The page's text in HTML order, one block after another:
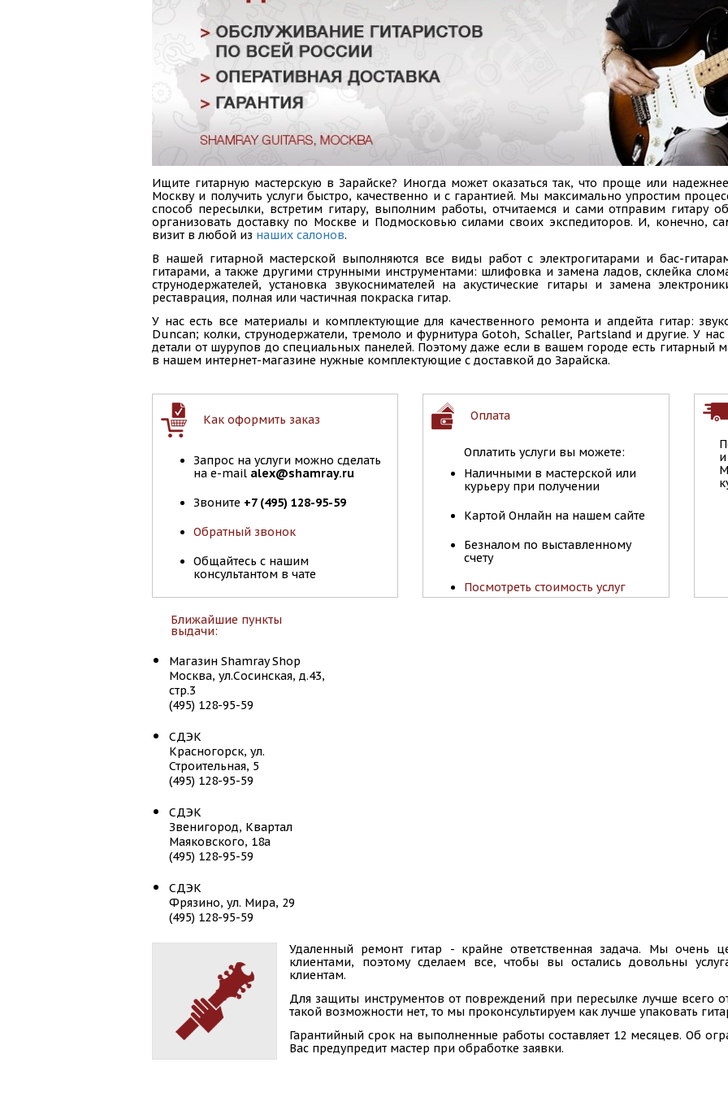
Ищите гитарную мастерскую в Зарайске? Иногда может оказаться так, что проще или
Москву и получить услуги быстро, качественно и с гарантией. Мы максимально упростим
способ пересылки, встретим гитару, выполним работы, отчитаемся и сами отправим гитару
организовать доставку по Москве и Подмосковью силами своих экспедиторов. И, конечно,
визит в любой из наших салонов.
В нашей гитарной мастерской выполняются все виды работ с электрогитарами и бас-
гитарами, а также другими струнными инструментами: шлифовка и замена ладов, склейка
струнодержателей, установка звукоснимателей на акустические гитары и замена
реставрация, полная или частичная покраска гитар.
У нас есть все материалы и комплектующие для качественного ремонта и апдейта гитар:
Duncan; колки, струнодержатели, тремоло и фурнитура Gotoh, Schaller, Partsland и другие. У
детали от шурупов до специальных панелей. Поэтому даже если в вашем городе есть гитарный
в нашем интернет-магазине нужные комплектующие с доставкой до Зарайска.
Как оформить заказ
Запрос на услуги можно сделать
на e-mail alex@shamray.ru
Звоните +7 (495) 128-95-59
Обратный звонок
Общайтесь с нашим
консультантом в чате
Оплата
Оплатить услуги вы можете:
Наличными в мастерской или
курьеру при получении
Картой Онлайн на нашем сайте
Безналом по выставленному
счету
Посмотреть стоимость услуг
Ближайшие пункты
выдачи:
Магазин Shamray Shop
Москва, ул.Сосинская, д.43,
стр.3
(495) 128-95-59
СДЭК
Красногорск, ул.
Строительная, 5
(495) 128-95-59
СДЭК
Звенигород, Квартал
Маяковского, 18а
(495) 128-95-59
СДЭК
Фрязино, ул. Мира, 29
(495) 128-95-59
Мытищи, ул. Борисовка, 24
(495) 128-95-59
СДЭК
Зеленоград, ГП Андреевка,
24Д
Удаленный ремонт гитар - крайне ответственная задача. Мы
клиентами, поэтому сделаем все, чтобы вы остались довольны
клиентам.
Для защиты инструментов от повреждений при пересылке лучше всего
такой возможности нет, то мы проконсультируем как лучше упаковать
Гарантийный срок на выполненные работы составляет 12 месяцев. Об
Вас предупредит мастер при обработке заявки.